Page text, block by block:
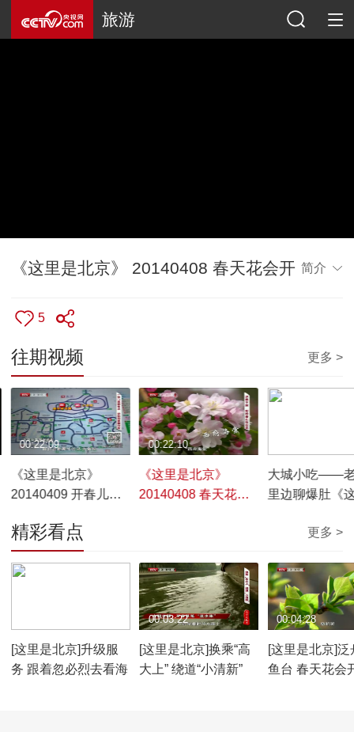
旅游
《这里是北京》 20140408 春天花会开 简介
5
往期视频 更多 >
《这里是北京》
20140409 开春儿
00:22:09
《这里是北京》
20140408 春天花会
00:22:10
大城小吃——
里边聊爆肚《
精彩看点 更多 >
[这里是北京]升级服
务 跟着忽必烈去看海
[这里是北京]换乘“高
大上” 绕道“小清新”
00:03:22
[这里是北京]泛
鱼台 春天花会
00:04:28